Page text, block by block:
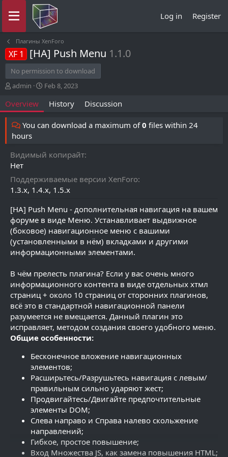
Log in Register
Плагины XenForo
XF 1 [HA] Push Menu 1.1.0
No permission to download
A
t
h
o
r
admin
C
t
d
t
Feb 8, 2023
Overview History Discussion
You can download a maximum of0 files within 24
hours
Видимый копирайт
Нет
Поддерживаемые версии XenForo
1.3.x 1.4.x 1.5.x
[HA] Push Menu - дополнительная навигация на вашем
форуме в виде Меню. Устанавливает выдвижное
(боковое) навигационное меню с вашими
(установленными в нём) вкладками и другими
информационными элементами.
В чём прелесть плагина? Если у вас очень много
информационного контента в виде отдельных хтмл
страниц + около 10 страниц от сторонних плагинов,
всё это в стандартной навигационной панели
разумеется не вмещается. Данный плагин это
исправляет, методом создания своего удобного меню.
Общие особенности:
Бесконечное вложение навигационных
элементов;
Расширьтесь/Разрушьтесь навигация с левым/
правильным сильно ударяют жест;
Продвигайтесь/Двигайте предпочтительные
элементы DOM;
Слева направо и Справа налево скольжение
направлений;
Гибкое, простое повышение;
Вход Множества JS, как замена повышения HTML;